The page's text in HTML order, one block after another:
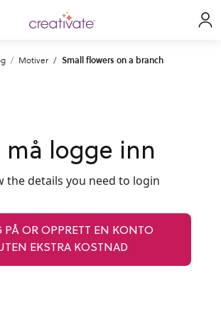
Motiver Small flowers on a branch
må logge inn
the details you need to login
PÅ OR OPPRETT EN KONTO
EKSTRA KOSTNAD